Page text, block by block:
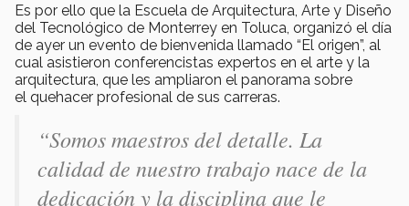
Es por ello que la Escuela de Arquitectura, Arte y Diseño
del Tecnológico de Monterrey en Toluca, organizó el día
de ayer un evento de bienvenida llamado “El origen”, al
cual asistieron conferencistas expertos en el arte y la
arquitectura, que les ampliaron el panorama sobre
el quehacer profesional de sus carreras.
“Somos maestros del detalle. La
calidad de nuestro trabajo nace de la
dedicación y la disciplina que le